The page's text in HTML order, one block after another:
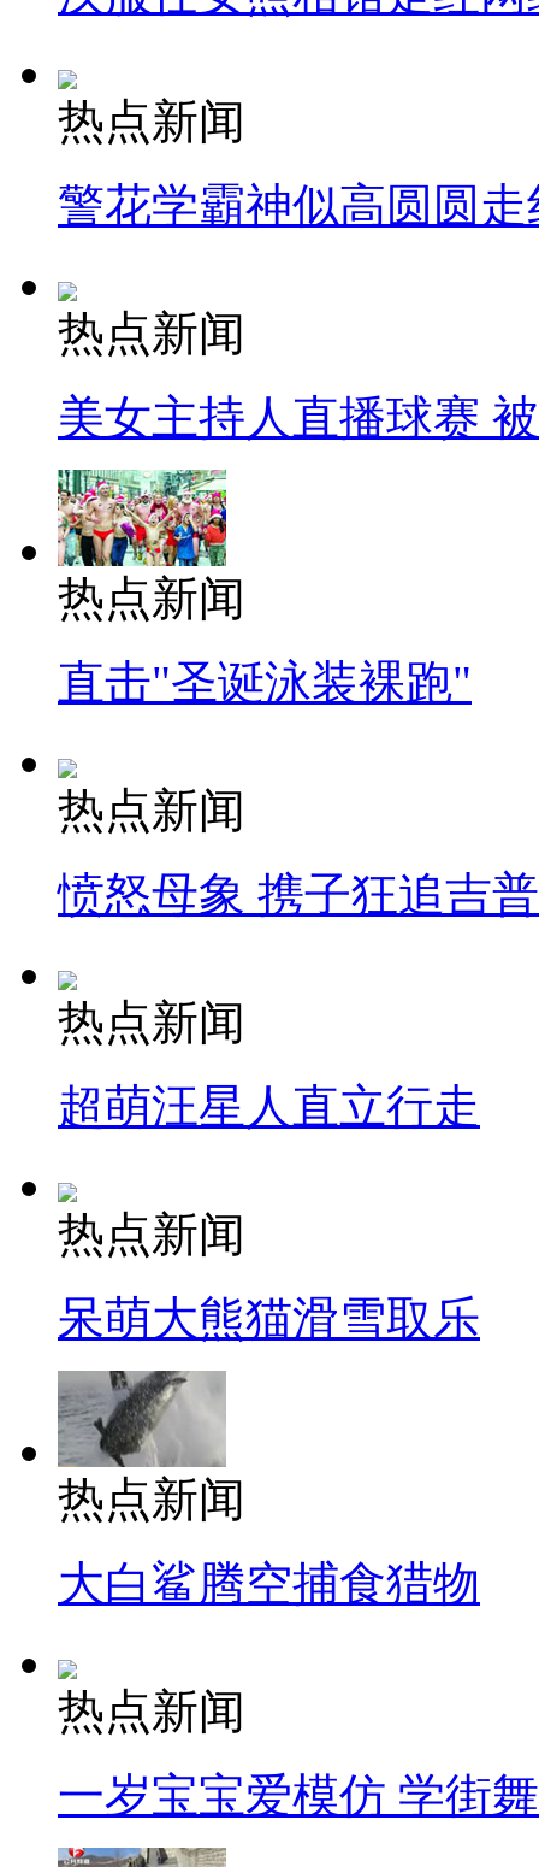
热点新闻
警花学霸神似高圆圆走
热点新闻
美女主持人直播球赛
热点新闻
直击"圣诞泳装裸跑"
热点新闻
愤怒母象 携子狂追吉
热点新闻
超萌汪星人直立行走
热点新闻
呆萌大熊猫滑雪取乐
热点新闻
大白鲨腾空捕食猎物
热点新闻
一岁宝宝爱模仿 学街